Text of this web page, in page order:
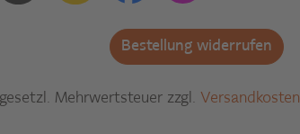
Bestellung widerrufen
Mehrwertsteuer zzgl. Versandkosten